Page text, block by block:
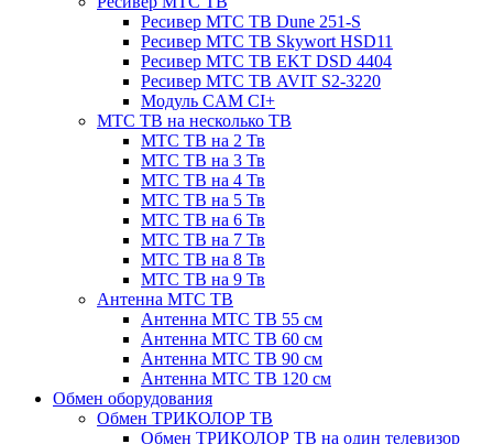
Ресивер МТС ТВ Dune 251-S
Ресивер МТС ТВ Skywort HSD11
Ресивер МТС ТВ EKT DSD 4404
Ресивер МТС ТВ AVIT S2-3220
Модуль CAM CI+
МТС ТВ на несколько ТВ
МТС ТВ на 2 Тв
МТС ТВ на 3 Тв
МТС ТВ на 4 Тв
МТС ТВ на 5 Тв
МТС ТВ на 6 Тв
МТС ТВ на 7 Тв
МТС ТВ на 8 Тв
МТС ТВ на 9 Тв
Антенна МТС ТВ
Антенна МТС ТВ 55 см
Антенна МТС ТВ 60 см
Антенна МТС ТВ 90 см
Антенна МТС ТВ 120 см
Обмен оборудования
Обмен ТРИКОЛОР ТВ
Обмен ТРИКОЛОР ТВ на один телевизор